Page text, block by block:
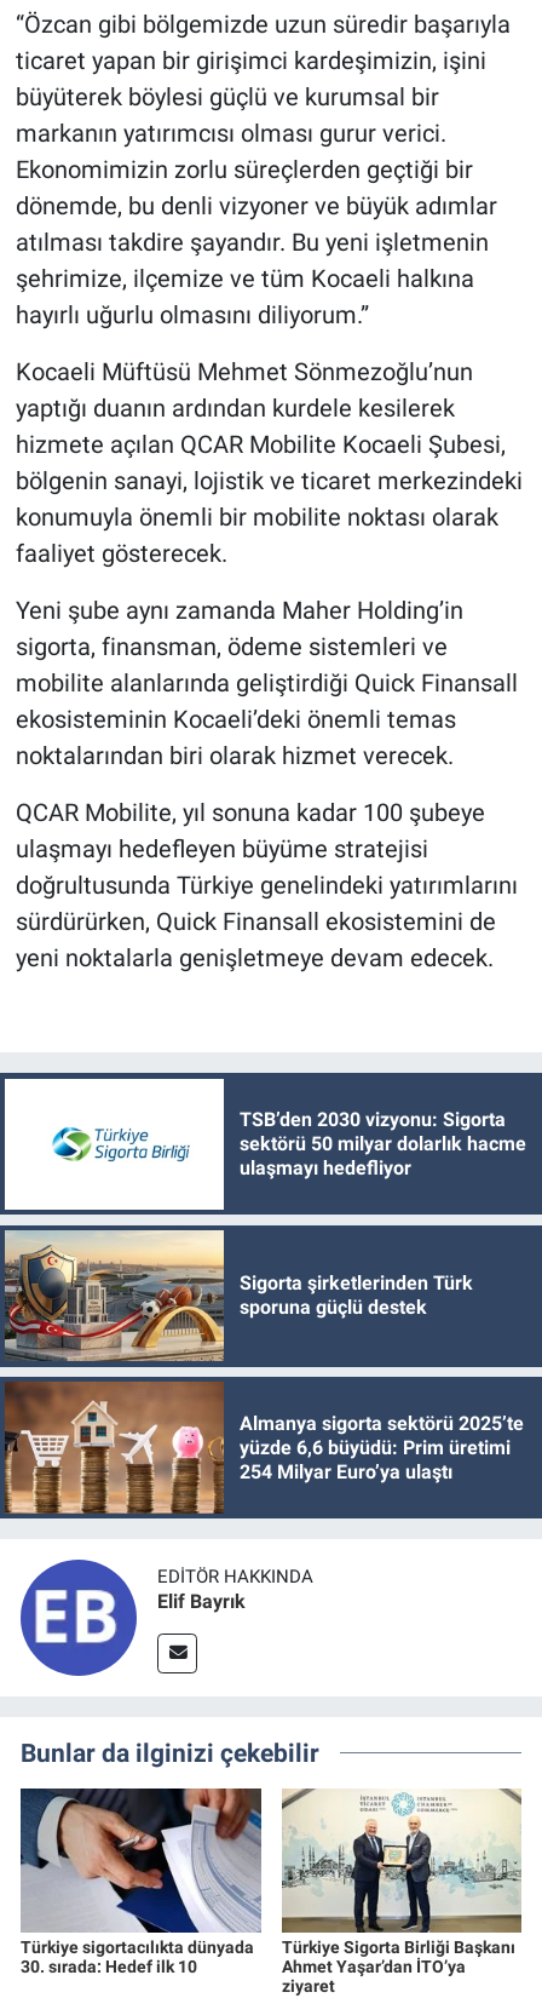
“Özcan gibi bölgemizde uzun süredir başarıyla
ticaret yapan bir girişimci kardeşimizin, işini
büyüterek böylesi güçlü ve kurumsal bir
markanın yatırımcısı olması gurur verici.
Ekonomimizin zorlu süreçlerden geçtiği bir
dönemde, bu denli vizyoner ve büyük adımlar
atılması takdire şayandır. Bu yeni işletmenin
şehrimize, ilçemize ve tüm Kocaeli halkına
hayırlı uğurlu olmasını diliyorum.”
Kocaeli Müftüsü Mehmet Sönmezoğlu’nun
yaptığı duanın ardından kurdele kesilerek
hizmete açılan QCAR Mobilite Kocaeli Şubesi,
bölgenin sanayi, lojistik ve ticaret merkezindeki
konumuyla önemli bir mobilite noktası olarak
faaliyet gösterecek.
Yeni şube aynı zamanda Maher Holding’in
sigorta, finansman, ödeme sistemleri ve
mobilite alanlarında geliştirdiği Quick Finansall
ekosisteminin Kocaeli’deki önemli temas
noktalarından biri olarak hizmet verecek.
QCAR Mobilite, yıl sonuna kadar 100 şubeye
ulaşmayı hedefleyen büyüme stratejisi
doğrultusunda Türkiye genelindeki yatırımlarını
sürdürürken, Quick Finansall ekosistemini de
yeni noktalarla genişletmeye devam edecek.
TSB’den 2030 vizyonu: Sigorta
sektörü 50 milyar dolarlık hacme
ulaşmayı hedefliyor
Sigorta şirketlerinden Türk
sporuna güçlü destek
Almanya sigorta sektörü 2025’te
yüzde 6,6 büyüdü: Prim üretimi
254 Milyar Euro’ya ulaştı
EDITÖR HAKKINDA
Elif Bayrık
Bunlar da ilginizi çekebilir
Türkiye sigortacılıkta dünyada
30. sırada: Hedef ilk 10
Türkiye Sigorta Birliği Başkanı
Ahmet Yaşar’dan İTO’ya
ziyaret